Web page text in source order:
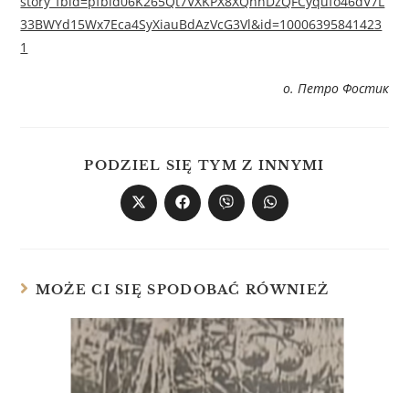
33BWYd15Wx7Eca4SyXiauBdAzVcG3Vl&id=10006395841423
1
о. Петро Фостик
PODZIEL SIĘ TYM Z INNYMI
MOŻE CI SIĘ SPODOBAĆ RÓWNIEŻ